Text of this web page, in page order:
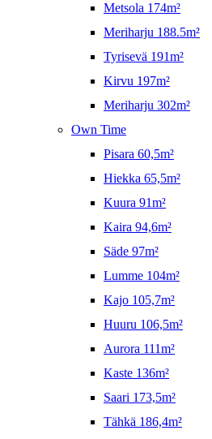
Metsola 174m²
Meriharju 188.5m²
Tyrisevä 191m²
Kirvu 197m²
Meriharju 302m²
Own Time
Pisara 60,5m²
Hiekka 65,5m²
Kuura 91m²
Kaira 94,6m²
Säde 97m²
Lumme 104m²
Kajo 105,7m²
Huuru 106,5m²
Aurora 111m²
Kaste 136m²
Saari 173,5m²
Tähkä 186,4m²